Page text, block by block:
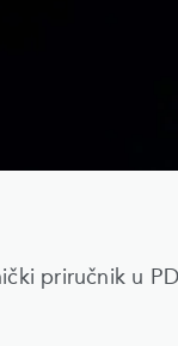
priručnik u